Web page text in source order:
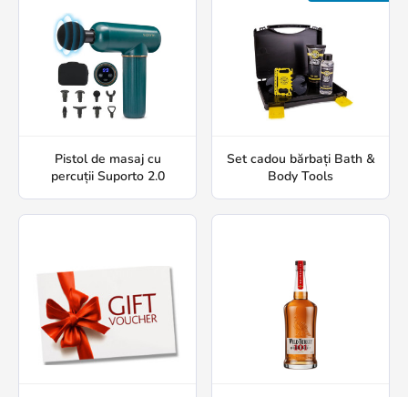
Pistol de masaj cu
percuții Suporto 2.0
Set cadou bărbați Bath &
Body Tools